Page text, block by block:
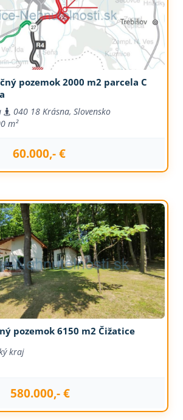
pozemok 2000 m2 parcela C
040 18 Krásna, Slovensko
m²
60.000,- €
pozemok 6150 m2 Čižatice
kraj
580.000,- €